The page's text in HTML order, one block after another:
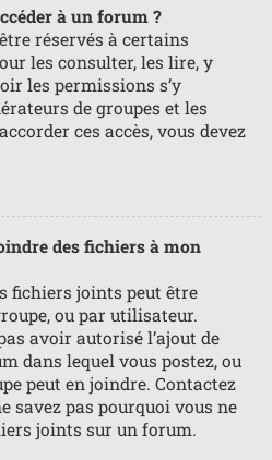
à un forum ?
réservés à certains
les consulter, les lire, y
les permissions s’y
de groupes et les
ces accès, vous devez
des fichiers à mon
fichiers joints peut être
ou par utilisateur.
avoir autorisé l’ajout de
dans lequel vous postez, ou
peut en joindre. Contactez
savez pas pourquoi vous ne
joints sur un forum.